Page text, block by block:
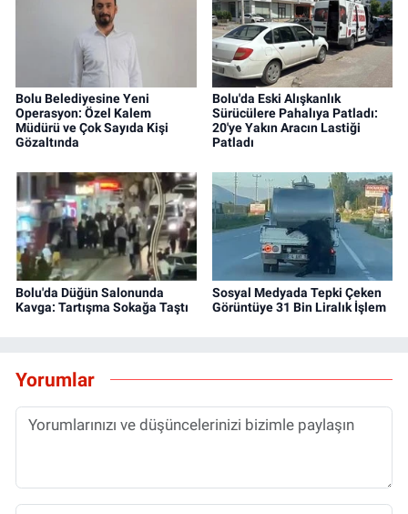
Bolu Belediyesine Yeni
Operasyon: Özel Kalem
Müdürü ve Çok Sayıda Kişi
Gözaltında
Bolu'da Eski Alışkanlık
Sürücülere Pahalıya Patladı:
20'ye Yakın Aracın Lastiği
Patladı
Bolu'da Düğün Salonunda
Kavga: Tartışma Sokağa Taştı
Sosyal Medyada Tepki Çeken
Görüntüye 31 Bin Liralık İşlem
Yorumlar